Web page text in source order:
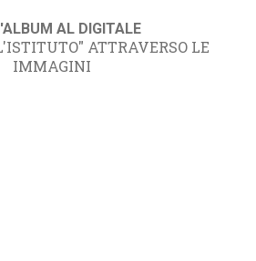
AL DIGITALE
ATTRAVERSO LE
IMMAGINI